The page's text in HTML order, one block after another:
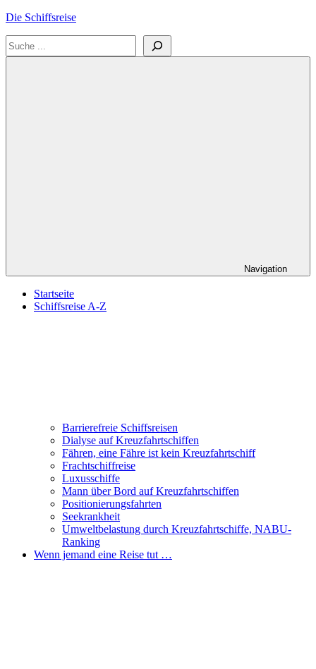
Zum
springen
Die Schiffsreise
Literatur-
Suchen
Navigation
Startseite
Schiffsreise A-Z
Barrierefreie Schiffsreisen
Dialyse auf Kreuzfahrtschiffen
Fähren, eine Fähre ist kein Kreuzfahrtschiff
Frachtschiffreise
Luxusschiffe
Mann über Bord auf Kreuzfahrtschiffen
Positionierungsfahrten
Seekrankheit
Umweltbelastung durch Kreuzfahrtschiffe, NABU-
Ranking
Wenn jemand eine Reise tut …